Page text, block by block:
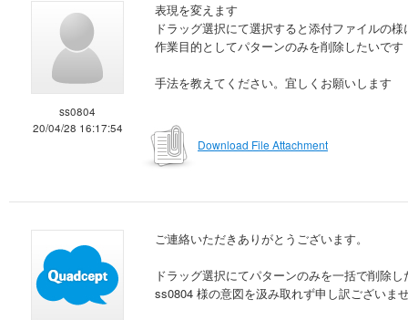
ss0804
20/04/28 16:17:54
表現を変えます
ドラッグ選択にて選択すると添付ファイルの
作業目的としてパターンのみを削除したいです
手法を教えてください。宜しくお願いします
Download File Attachment
ご連絡いただきありがとうございます。
ドラッグ選択にてパターンのみを一括で削除
ss0804 様の意図を汲み取れず申し訳ございま